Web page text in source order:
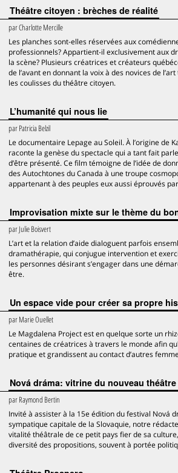
Théâtre citoyen : brèches de réalité
parCharlotte Mercille
Les planches sont-elles réservées aux
professionnels? Appartient-il exclusivement aux
la scène? Plusieurs créatrices et créateurs
de l’avant en donnant la voix à des novices de
les coulisses du théâtre citoyen.
L’humanité qui nous lie
parPatricia Belzil
Le documentaire Lepage au Soleil. À l’origine de
raconte la genèse du spectacle qui a tant fait
d’être présenté. Ce film témoigne de l’idée de
des Autochtones du Canada à une troupe
appartenant à des peuples eux aussi éprouvés
Improvisation mixte sur le thème du
parJulie Boisvert
L’art et la relation d’aide dialoguent parfois
dramathérapie, qui conjugue intervention et
les personnes désirant s’engager dans une
être.
Un espace vide pour créer sa propre
parMarie Ouellet
Le Magdalena Project est en quelque sorte un
centaines de créatrices à travers le monde afin
pratique et grandissent au contact d’autres
Nová dráma: vitrine du nouveau
parRaymond Bertin
Invité à assister à la 15e édition du festival Nová
sympatique capitale de la Slovaquie, notre
vitalité théâtrale de ce petit pays fier de sa
diversité des propositions, souvent à portée